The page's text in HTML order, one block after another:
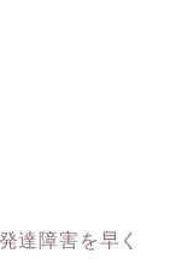
達障害を早く